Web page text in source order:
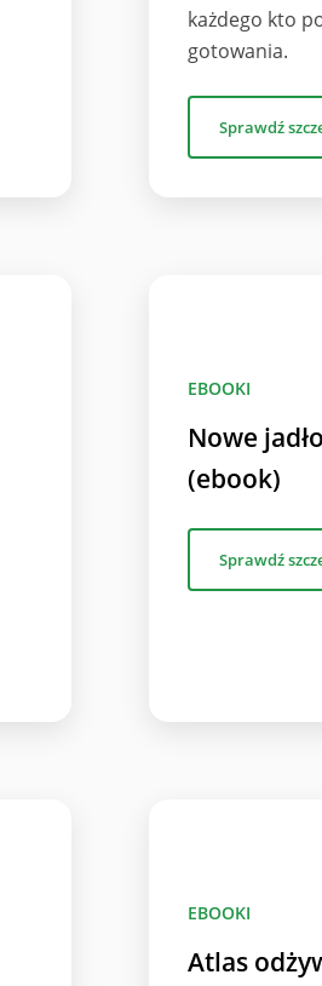
każdego kto
gotowania.
Sprawdź
EBOOKI
Nowe
(ebook)
Sprawdź
EBOOKI
Atlas